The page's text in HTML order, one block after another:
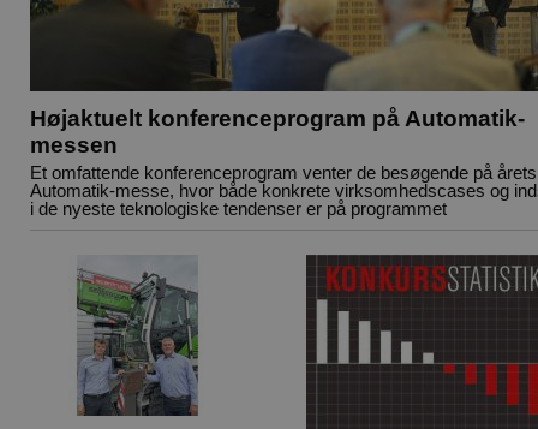
Højaktuelt konferenceprogram på Automatik-
messen
Et omfattende konferenceprogram venter de besøgende på årets
Automatik-messe, hvor både konkrete virksomhedscases og
i de nyeste teknologiske tendenser er på programmet